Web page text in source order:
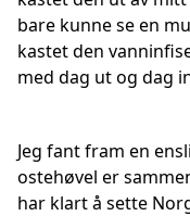
bare kunne se en
kastet den
med dag ut og dag
Jeg fant fram en
ostehøvel er
har klart å sette